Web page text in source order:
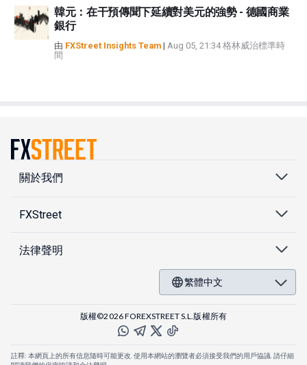
韓元：在干預傳聞下延續對美元的強勢 - 德國商業
銀行
由 FXStreet Insights Team | Aug 05, 21:34 格林威治標準時
間
關於我們
FXStreet
法律聲明
繁體中文
版權©2026 FOREXSTREET S.L.版權所有
註釋: 本網頁上的所有信息隨時可能更改. 使用本網站的瀏覽者必須接受我們的用戶協議. 請仔細